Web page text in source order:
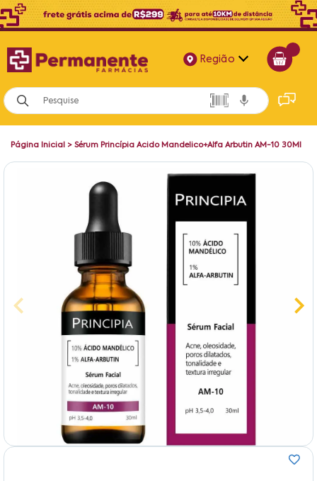
Região
Alagoas
Bahia
Página Inicial > Sérum Princípia Acido Mandelico+Alfa Arbutin AM-10 30Ml